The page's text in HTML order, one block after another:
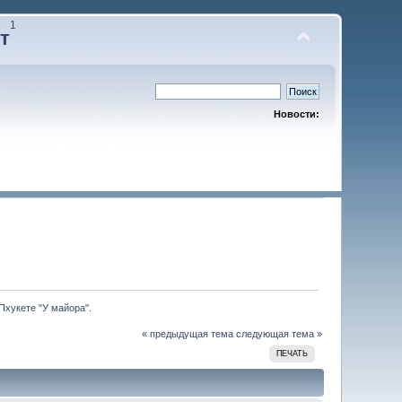
1
Новости:
"У майора".
« предыдущая тема следующая тема »
ПЕЧАТЬ